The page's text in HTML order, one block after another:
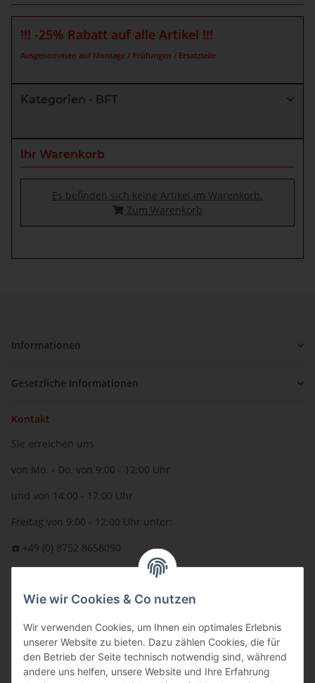
!!! -25% Rabatt auf alle Artikel !!!
Ausgenommen auf Montage / Prüfungen / Ersatzteile
Kategorien - BFT
Ihr Warenkorb
Es befinden sich keine Artikel im Warenkorb.
Zum Warenkorb
Informationen
Gesetzliche Informationen
Kontakt
Sie erreichen uns
von Mo. - Do. von 9:00 - 12:00 Uhr
und von 14:00 - 17:00 Uhr
Freitag von 9:00 - 12:00 Uhr unter:
☎️ +49 (0) 8752 8658090
oder über unserKontaktformular
BFT - Autorisierter Fachhändler
Wie wir Cookies & Co nutzen
Wir verwenden Cookies, um Ihnen ein optimales Erlebnis
unserer Website zu bieten. Dazu zählen Cookies, die für
den Betrieb der Seite technisch notwendig sind, während
andere uns helfen, unsere Website und Ihre Erfahrung